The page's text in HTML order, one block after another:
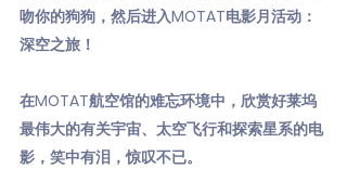
吻你的狗狗，然后进入MOTAT电影月活动：
深空之旅！
在MOTAT航空馆的难忘环境中，欣赏好莱坞
最伟大的有关宇宙、太空飞行和探索星系的电
影，笑中有泪，惊叹不已。